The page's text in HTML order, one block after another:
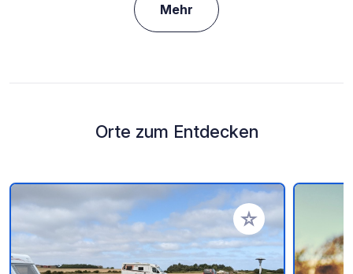
Mehr
Orte zum Entdecken
Zu Ihren Favoriten